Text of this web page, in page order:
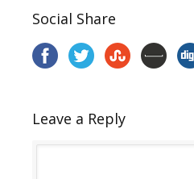
Social Share
Leave a Reply